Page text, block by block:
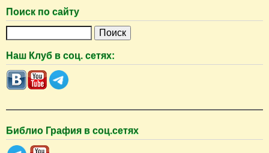
Поиск по сайту
и
с
к
Наш Клуб в соц. сетях:
Библио Графия в соц.сетях